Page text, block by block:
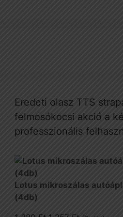
Eredeti olasz TTS
felmosókocsi akció a
professzionális
Lotus mikroszálas
(4db)